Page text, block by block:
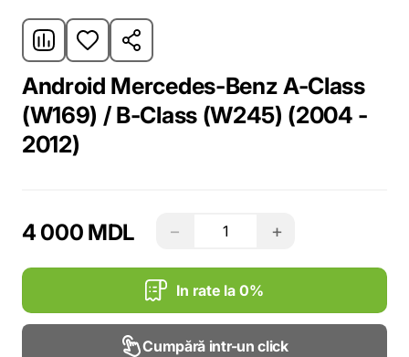
Android Mercedes-Benz A-Class
(W169) / B-Class (W245) (2004 -
2012)
4 000 MDL − +
In rate la 0%
Cumpără intr-un click